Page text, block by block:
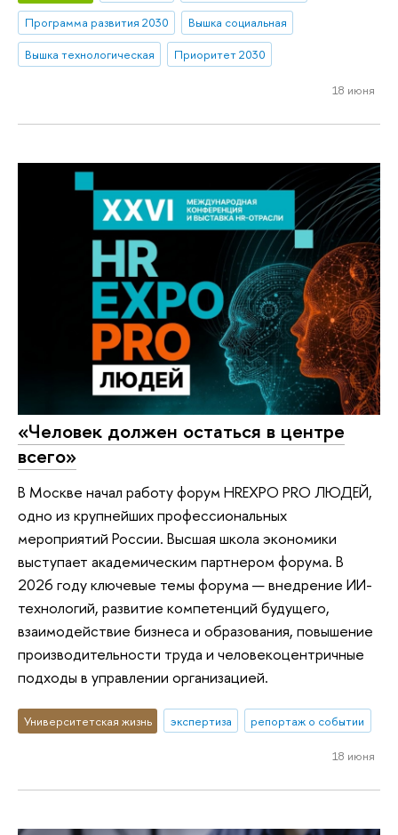
Программа развития 2030
Вышка социальная
Вышка технологическая
Приоритет 2030
18 июня
«Человек должен остаться в центре
всего»
В Москве начал работу форум HREXPO PRO ЛЮДЕЙ,
одно из крупнейших профессиональных
мероприятий России. Высшая школа экономики
выступает академическим партнером форума. В
2026 году ключевые темы форума — внедрение ИИ-
технологий, развитие компетенций будущего,
взаимодействие бизнеса и образования, повышение
производительности труда и человекоцентричные
подходы в управлении организацией.
Университетская жизнь экспертиза репортаж о событии
18 июня